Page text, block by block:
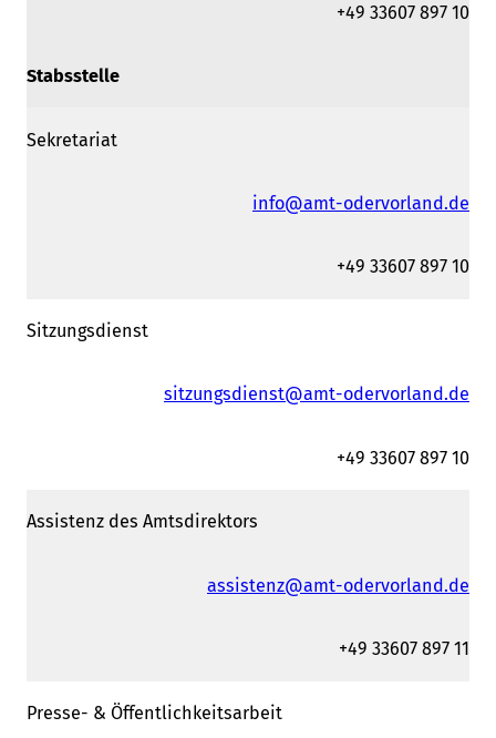
+49 33607 897 10
Stabsstelle
Sekretariat
info@amt-odervorland.de
+49 33607 897 10
Sitzungsdienst
sitzungsdienst@amt-odervorland.de
+49 33607 897 10
Assistenz des Amtsdirektors
assistenz@amt-odervorland.de
+49 33607 897 11
Presse- & Öffentlichkeitsarbeit